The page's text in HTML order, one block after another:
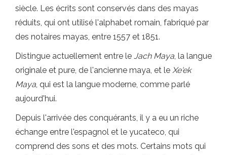
siècle. Les écrits sont conservés dans des mayas
réduits, qui ont utilisé l'alphabet romain, fabriqué par
des notaires mayas, entre 1557 et 1851.
Distingue actuellement entre le Jach Maya, la langue
originale et pure, de l'ancienne maya, et le Xe'ek
Maya, qui est la langue moderne, comme parlé
aujourd'hui.
Depuis l'arrivée des conquérants, il y a eu un riche
échange entre l'espagnol et le yucateco, qui
comprend des sons et des mots. Certains mots qui